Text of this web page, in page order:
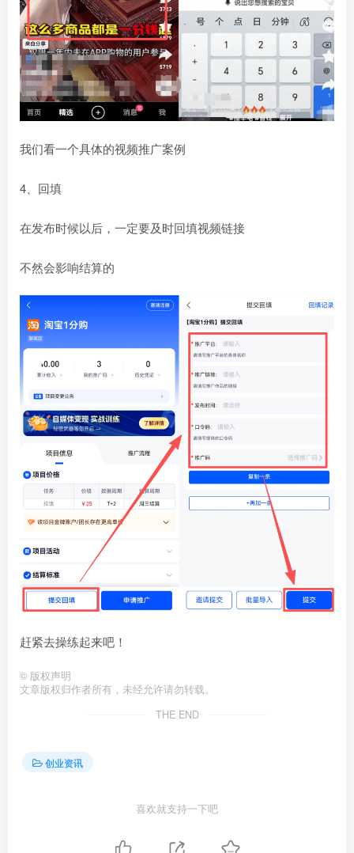
我们看一个具体的视频推广案例
4、回填
在发布时候以后，一定要及时回填视频链接
不然会影响结算的
赶紧去操练起来吧！
© 版权声明
文章版权归作者所有，未经允许请勿转载。
THE END
创业资讯
喜欢就支持一下吧